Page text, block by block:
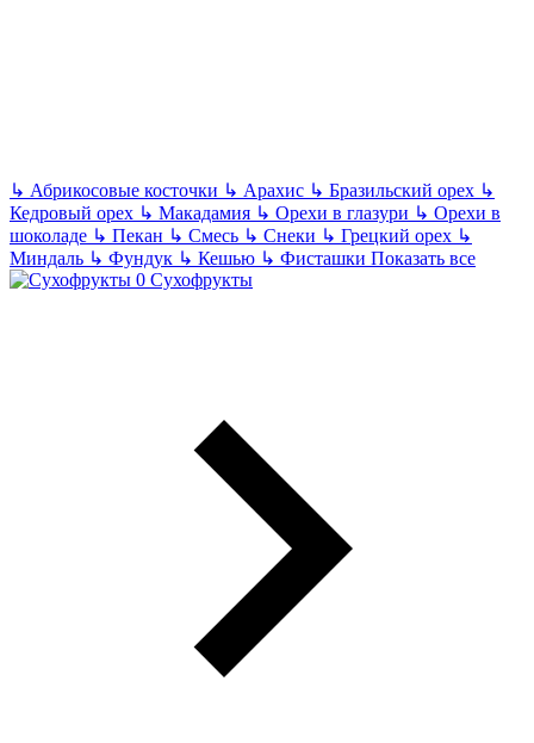
↳ Абрикосовые косточки ↳ Арахис ↳ Бразильский орех ↳
Кедровый орех ↳ Макадамия ↳ Орехи в глазури ↳ Орехи в
шоколаде ↳ Пекан ↳ Смесь ↳ Снеки ↳ Грецкий орех ↳
Миндаль ↳ Фундук ↳ Кешью ↳ Фисташки Показать все
Сухофрукты